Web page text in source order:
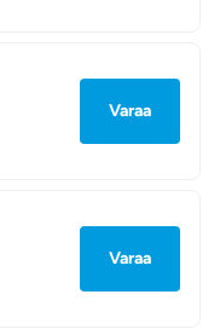
Varaa
Varaa